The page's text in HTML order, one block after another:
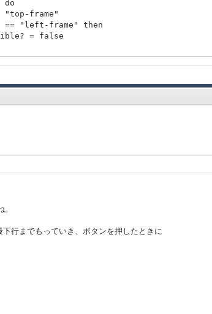
frame"
frame" then
= false
8,
28pt, 18pt, 76pt, 18pt, 76pt},
height = 10cm
行までもっていき、ボタンを押したときに